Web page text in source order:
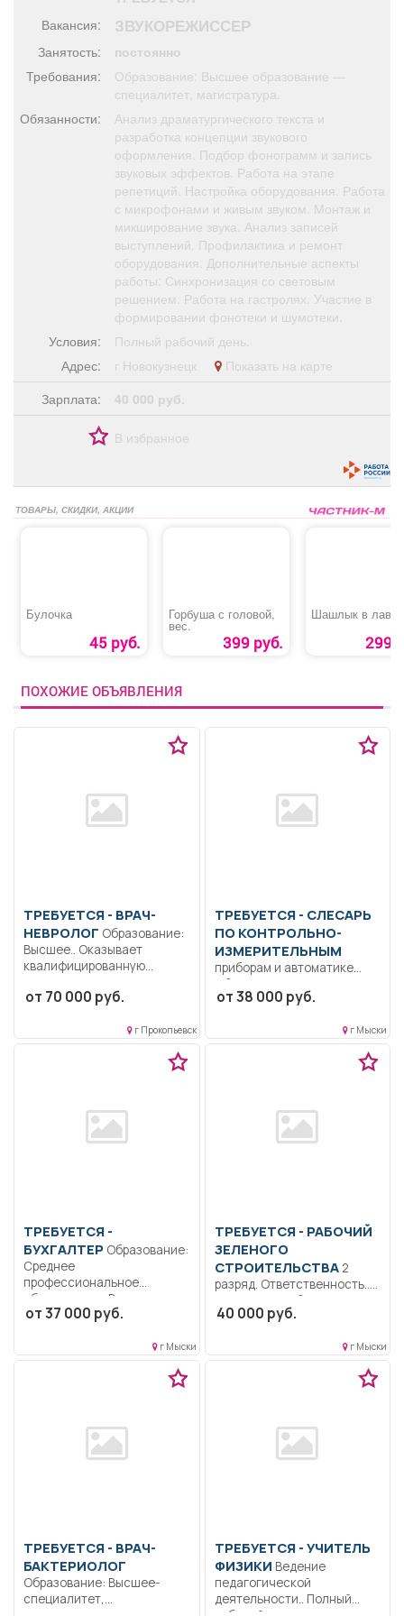
Я - пенсионер
Вакансия: ЗВУКОРЕЖИССЕР
Занятость:
постоянно
Требования:
Образование: Высшее образование —
специалитет, магистратура.
Обязанности:
Анализ драматургического текста и
разработка концепции звукового
оформления. Подбор фонограмм и запись
звуковых эффектов. Работа на этапе
репетиций. Настройка оборудования. Работа
с микрофонами и живым звуком. Монтаж и
микширование звука. Анализ записей
выступлений. Профилактика и ремонт
оборудования. Дополнительные аспекты
работы: Синхронизация со световым
решением. Работа на гастролях. Участие в
формировании фонотеки и шумотеки.
Условия:
Полный рабочий день.
Адрес:
г Новокузнецк
Показать на карте
Зарплата:
40 000 руб.
В избранное
ТОВАРЫ, СКИДКИ, АКЦИИ
Булочка
45 руб.
Горбуша с головой,
вес.
399 руб.
Шашлык в
299
ПОХОЖИЕ ОБЪЯВЛЕНИЯ
ТРЕБУЕТСЯ - ВРАЧ-
НЕВРОЛОГ
Высшее.. Оказывает
квалифицированную
своей специальности,...
от 70 000 руб.
г Прокопьевск
ТРЕБУЕТСЯ - СЛЕСАРЬ
ПО КОНТРОЛЬНО-
ИЗМЕРИТЕЛЬНЫМ
приборам и автоматике
Образование: Среднее
профессиональное
от 38 000 руб.
г Мыски
ТРЕБУЕТСЯ -
БУХГАЛТЕР
Среднее
профессиональное
образование.. Ведение
безвозмездного
от 37 000 руб.
г Мыски
ТРЕБУЕТСЯ - РАБОЧИЙ
ЗЕЛЕНОГО
СТРОИТЕЛЬСТВА2
разряд. Ответственность..
Выполняет работы при
закладке зеленых
40 000 руб.
г Мыски
ТРЕБУЕТСЯ - ВРАЧ-
БАКТЕРИОЛОГ
Образование: Высшее-
специалитет,
ТРЕБУЕТСЯ - УЧИТЕЛЬ
ФИЗИКИ
педагогической
деятельности.. Полный